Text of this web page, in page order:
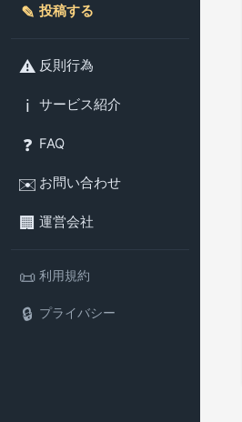
✎️ 投稿する
⚠️ 反則行為
ℹ️ サービス紹介
❓ FAQ
✉️ お問い合わせ
🏢 運営会社
📜 利用規約
🔒 プライバシー